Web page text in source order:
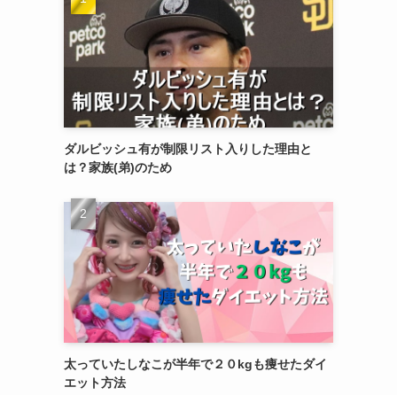
ダルビッシュ有が制限リスト入りした理由と
は？家族(弟)のため
太っていたしなこが半年で２０kgも痩せたダイ
エット方法